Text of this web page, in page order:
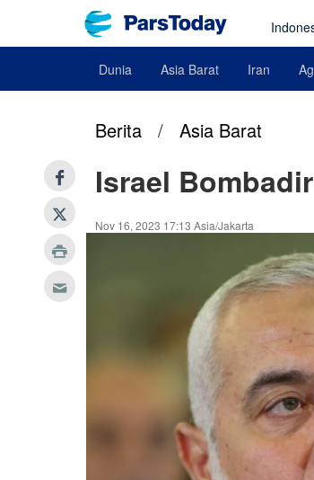
Dunia Asia Barat Iran
Berita / Asia Barat
Israel
Nov 16, 2023 17:13 Asia/Jakarta